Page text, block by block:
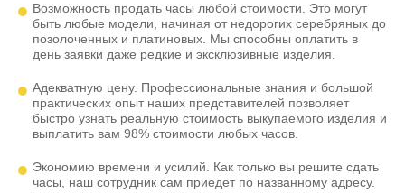
Возможность продать часы любой стоимости. Это могут
быть любые модели, начиная от недорогих серебряных до
позолоченных и платиновых. Мы способны оплатить в
день заявки даже редкие и эксклюзивные изделия.
Адекватную цену. Профессиональные знания и большой
практических опыт наших представителей позволяет
быстро узнать реальную стоимость выкупаемого изделия и
выплатить вам 98% стоимости любых часов.
Экономию времени и усилий. Как только вы решите сдать
часы, наш сотрудник сам приедет по названному адресу.